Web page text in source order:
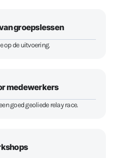
groepslessen
op de uitvoering.
medewerkers
goed geoliede relay race.